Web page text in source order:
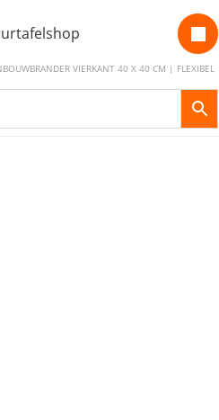
VIERKANT 40 X 40 CM | FLEXIBEL